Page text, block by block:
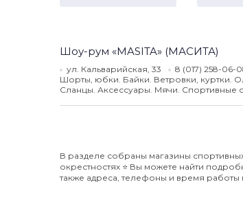
Шоу-рум «MASITA» (МАСИТА)
ул. Кальварийская, 33 8 (017) 258-06-
Шорты, юбки. Байки. Ветровки, куртки.
Сланцы. Аксессуары. Мячи. Спортивные
В разделе собраны магазины
окрестностях ⭐️ Вы можете найти
также адреса, телефоны и время работы